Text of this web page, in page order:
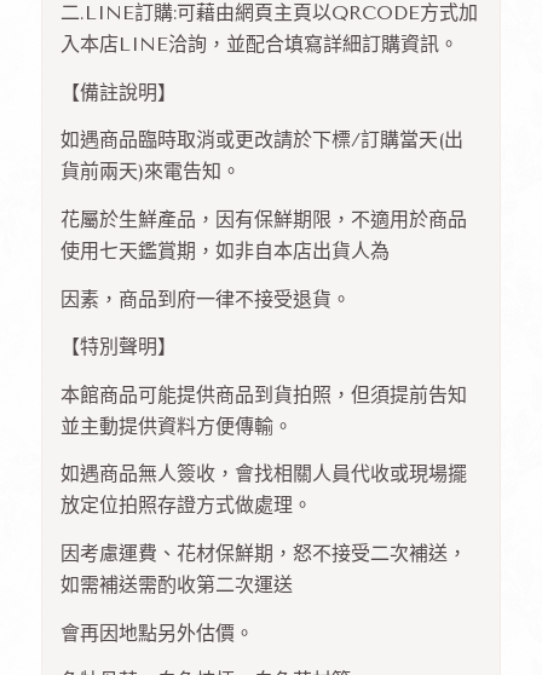
二.LINE訂購:可藉由網頁主頁以QRCODE方式加
入本店LINE洽詢，並配合填寫詳細訂購資訊。
【備註說明】
如遇商品臨時取消或更改請於下標/訂購當天(出
貨前兩天)來電告知。
花屬於生鮮產品，因有保鮮期限，不適用於商品
使用七天鑑賞期，如非自本店出貨人為
因素，商品到府一律不接受退貨。
【特別聲明】
本館商品可能提供商品到貨拍照，但須提前告知
並主動提供資料方便傳輸。
如遇商品無人簽收，會找相關人員代收或現場擺
放定位拍照存證方式做處理。
因考慮運費、花材保鮮期，怒不接受二次補送，
如需補送需酌收第二次運送
會再因地點另外估價。